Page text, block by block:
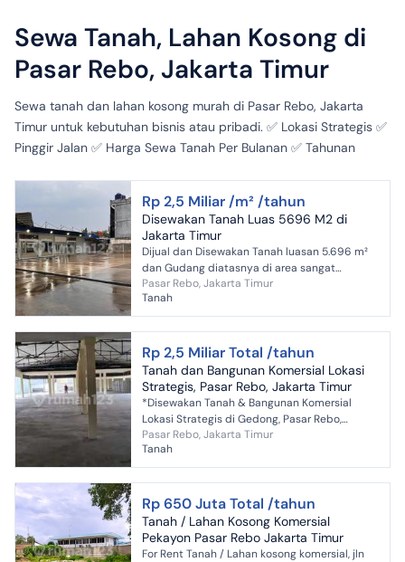
Sewa Tanah, Lahan Kosong di
Pasar Rebo, Jakarta Timur
Sewa tanah dan lahan kosong murah di Pasar Rebo, Jakarta
Timur untuk kebutuhan bisnis atau pribadi. ✅ Lokasi Strategis ✅
Pinggir Jalan ✅ Harga Sewa Tanah Per Bulanan ✅ Tahunan
Rp 2,5 Miliar /m² /tahun
Disewakan Tanah Luas 5696 M2 di
Jakarta Timur
Dijual dan Disewakan Tanah luasan 5.696 m²
dan Gudang diatasnya di area sangat
strategis Pasar Rebo, Jakarta Timur Luas
Tanah : 5.696 m2 Luas...
Pasar Rebo, Jakarta Timur
Tanah
Rp 2,5 Miliar Total /tahun
Tanah dan Bangunan Komersial Lokasi
Strategis, Pasar Rebo, Jakarta Timur
*Disewakan Tanah & Bangunan Komersial
Lokasi Strategis di Gedong, Pasar Rebo,
Jakarta Timur* Spec : LT : 5.700 m2 LB : 2.500
m2 ( 700 meter kanto...
Pasar Rebo, Jakarta Timur
Tanah
Rp 650 Juta Total /tahun
Tanah / Lahan Kosong Komersial
Pekayon Pasar Rebo Jakarta Timur
For Rent Tanah / Lahan kosong komersial, jln